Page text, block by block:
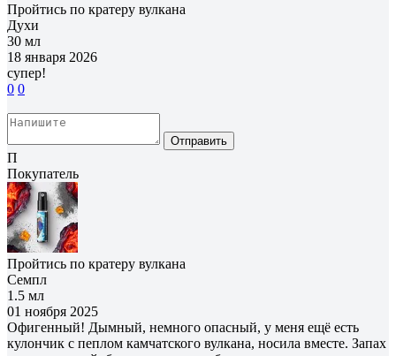
Пройтись по кратеру вулкана
Духи
30 мл
18 января 2026
супер!
0 0
Отправить
П
Покупатель
Пройтись по кратеру вулкана
Семпл
1.5 мл
01 ноября 2025
Офигенный! Дымный, немного опасный, у меня ещё есть
кулончик с пеплом камчатского вулкана, носила вместе. Запах